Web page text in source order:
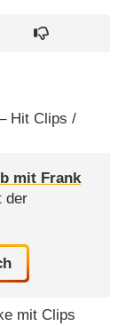
Hit Clips /
mit Frank
der
mit Clips